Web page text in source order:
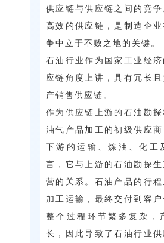
供应链与供应链之间的竞争
高效的供应链，是制造企
争中立于不败之地的关键。
石油行业作为国家工业经
应链角度上讲，具有冗长
产销售供应链。
作为供应链上游的石油勘
油气产品加工的初级供应
下游的运输、炼油、化工
言，它与上游的石油勘探
营的关系。石油产品的行
加工运输，最终交付到客户
整个过程环节繁多复杂，
长，因此导致了石油行业供